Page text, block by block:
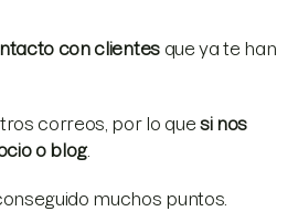
con clientes que ya te han
correos, por lo que si nos
o blog.
muchos puntos.